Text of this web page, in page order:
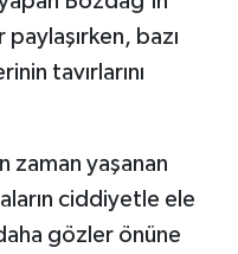
paylaşırken, bazı
tavırlarını
zaman yaşanan
ciddiyetle ele
gözler önüne